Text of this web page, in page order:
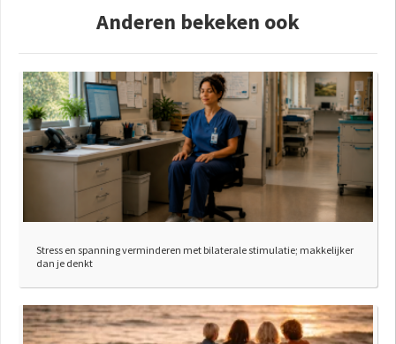
Anderen bekeken ook
Stress en spanning verminderen met bilaterale stimulatie; makkelijker
dan je denkt